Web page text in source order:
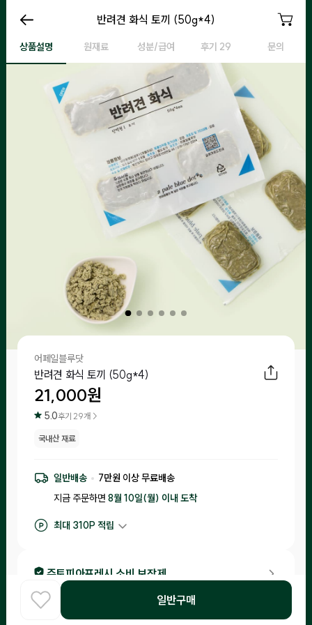
반려견 화식 토끼
반려견 화식 토끼 (50g*4)
상품설명 원재료 성분/급여 후기 29 문의
반려견 화식 토끼
어페일블루닷
반려견 화식 토끼 (50g*4)
21,000원
5.0후기 29개 >
국내산 재료
일반배송 7만원 이상 무료배송
지금 주문하면 8월 10일(월) 이내 도착
최대 310P 적립
주토피아프레시 소비 보장제
•입고일 기준 1일-15일 이내 제조된 제품만 입고돼요.
소비기한이 20일 이내 남은 제품은 체험을 신청한 고객님들께 랜
홈
일반구매